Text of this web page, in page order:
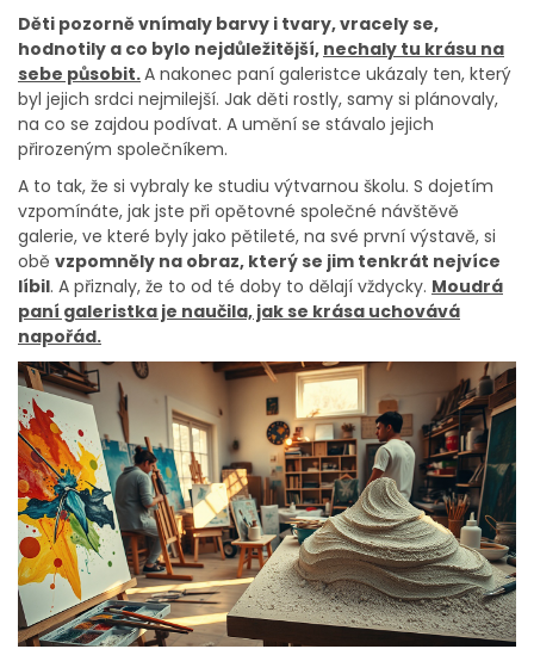
Děti pozorně vnímaly barvy i tvary, vracely se,
hodnotily a co bylo nejdůležitější, nechaly tu krásu na
sebe působit.A nakonec paní galeristce ukázaly ten, který
byl jejich srdci nejmilejší. Jak děti rostly, samy si plánovaly,
na co se zajdou podívat. A umění se stávalo jejich
přirozeným společníkem.
A to tak, že si vybraly ke studiu výtvarnou školu. S dojetím
vzpomínáte, jak jste při opětovné společné návštěvě
galerie, ve které byly jako pětileté, na své první výstavě, si
obě vzpomněly na obraz, který se jim tenkrát nejvíce
líbil. A přiznaly, že to od té doby to dělají vždycky. Moudrá
paní galeristka je naučila, jak se krása uchovává
napořád.